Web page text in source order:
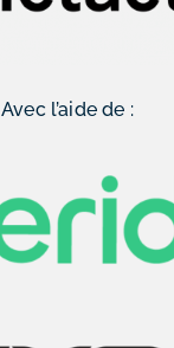
Avec l’aide de :